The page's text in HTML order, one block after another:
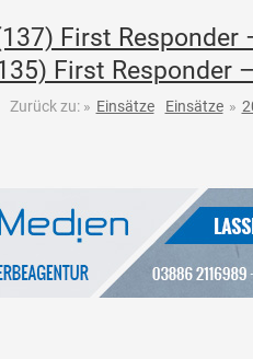
First
First Responder
Zurück zu: » Einsätze Einsätze »